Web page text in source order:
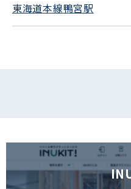
東海道本線鴨宮駅